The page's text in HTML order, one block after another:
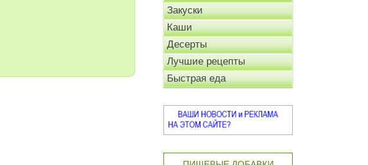
Закуски
Каши
Десерты
Лучшие рецепты
Быстрая еда